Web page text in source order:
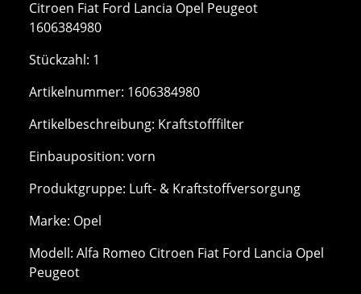
Citroen Fiat Ford Lancia Opel Peugeot
1606384980
Stückzahl: 1
Artikelnummer: 1606384980
Artikelbeschreibung: Kraftstofffilter
Einbauposition: vorn
Produktgruppe: Luft- & Kraftstoffversorgung
Marke: Opel
Modell: Alfa Romeo Citroen Fiat Ford Lancia Opel
Peugeot